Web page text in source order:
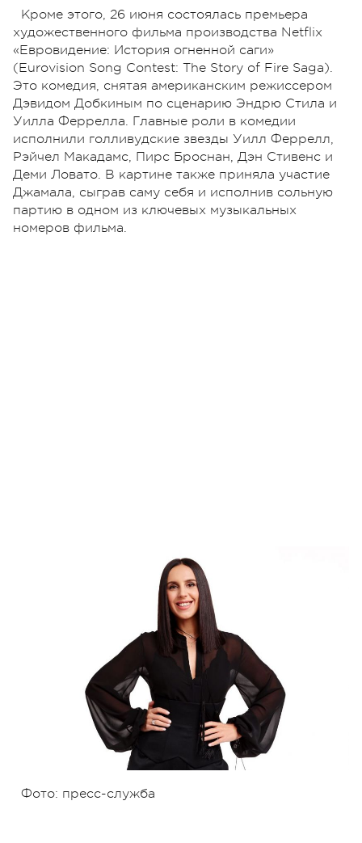
Кроме этого, 26 июня состоялась премьера
художественного фильма производства Netflix
«Евровидение: История огненной саги»
(Eurovision Song Contest: The Story of Fire Saga).
Это комедия, снятая американским режиссером
Дэвидом Добкиным по сценарию Эндрю Стила и
Уилла Феррелла. Главные роли в комедии
исполнили голливудские звезды Уилл Феррелл,
Рэйчел Макадамс, Пирс Броснан, Дэн Стивенс и
Деми Ловато. В картине также приняла участие
Джамала, сыграв саму себя и исполнив сольную
партию в одном из ключевых музыкальных
номеров фильма.
Фото: пресс-служба